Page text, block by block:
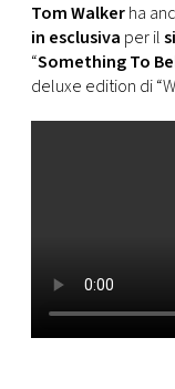
Tom Walkerha
in esclusiva per il
“Something To
deluxe edition di